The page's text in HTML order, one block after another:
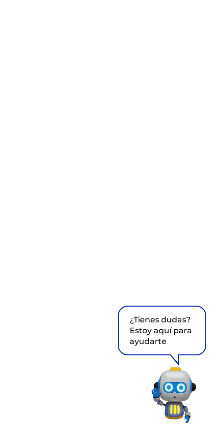
¿Tienes dudas?
Estoy aquí para
ayudarte